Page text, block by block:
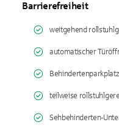
Barrierefreiheit
weitgehend
automatischer
Behindertenparkplatz
teilweise
Sehbehinderten-